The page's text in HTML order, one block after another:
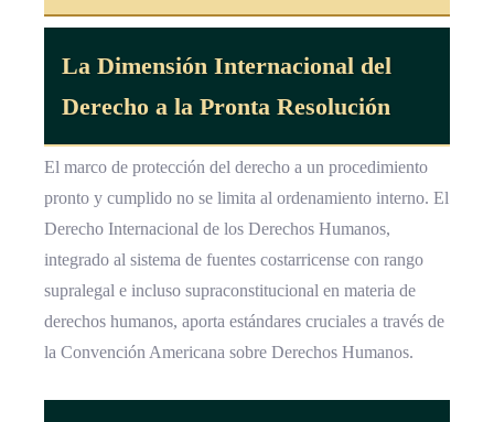
La Dimensión Internacional del
Derecho a la Pronta Resolución
El marco de protección del derecho a un procedimiento
pronto y cumplido no se limita al ordenamiento interno. El
Derecho Internacional de los Derechos Humanos,
integrado al sistema de fuentes costarricense con rango
supralegal e incluso supraconstitucional en materia de
derechos humanos, aporta estándares cruciales a través de
la Convención Americana sobre Derechos Humanos.